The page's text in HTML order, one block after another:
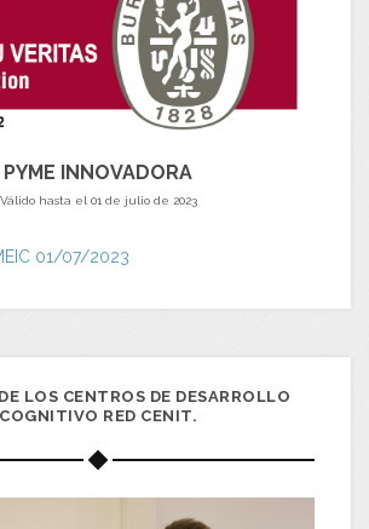
PYME INNOVADORA
Válido hasta el 01 de julio de 2023
LOS CENTROS DE DESARROLLO
COGNITIVO RED CENIT.